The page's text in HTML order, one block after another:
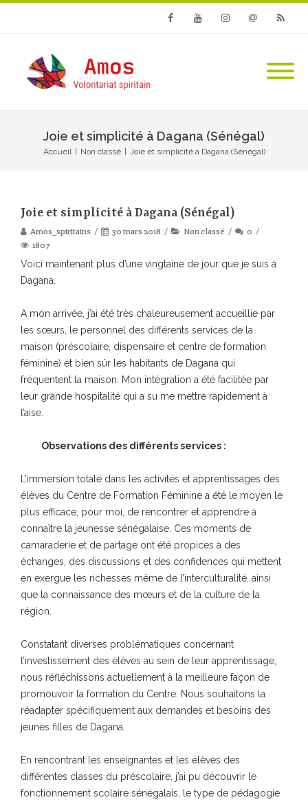
Joie et simplicité à Dagana (Sénégal)
Accueil Non classé Joie et simplicité à Dagana (Sénégal)
Joie et simplicité à Dagana (Sénégal)
Amos_spiritains 30 mars 2018 Non classé
0
1807
Voici maintenant plus d’une vingtaine de jour que je suis à
Dagana.
A mon arrivée, j’ai été très chaleureusement accueillie par
les sœurs, le personnel des différents services de la
maison (préscolaire, dispensaire et centre de formation
féminine) et bien sûr les habitants de Dagana qui
fréquentent la maison. Mon intégration a été facilitée par
leur grande hospitalité qui a su me mettre rapidement à
l’aise.
Observations des différents services :
L’immersion totale dans les activités et apprentissages des
élèves du Centre de Formation Féminine a été le moyen le
plus efficace, pour moi, de rencontrer et apprendre à
connaître la jeunesse sénégalaise. Ces moments de
camaraderie et de partage ont été propices à des
échanges, des discussions et des confidences qui mettent
en exergue les richesses même de l’interculturalité, ainsi
que la connaissance des mœurs et de la culture de la
région.
Constatant diverses problématiques concernant
l’investissement des élèves au sein de leur apprentissage,
nous réfléchissons actuellement à la meilleure façon de
promouvoir la formation du Centre. Nous souhaitons la
réadapter spécifiquement aux demandes et besoins des
jeunes filles de Dagana.
En rencontrant les enseignantes et les élèves des
différentes classes du préscolaire, j’ai pu découvrir le
fonctionnement scolaire sénégalais, le type de pédagogie